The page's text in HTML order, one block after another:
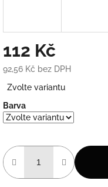
112 Kč
92,56 Kč bez DPH
cena:
Zvolte variantu
Barva